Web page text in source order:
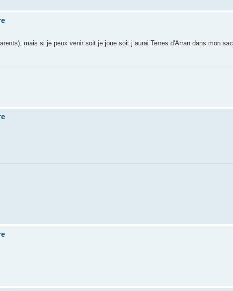
mais si je peux venir soit je joue soit j aurai Terres d'Arran dans mon sac.